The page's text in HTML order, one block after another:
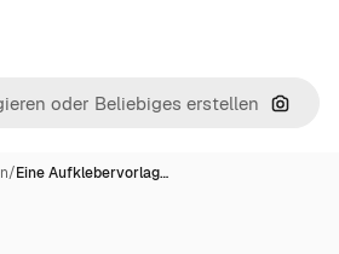
Nach
/Eine Aufklebervorlag…